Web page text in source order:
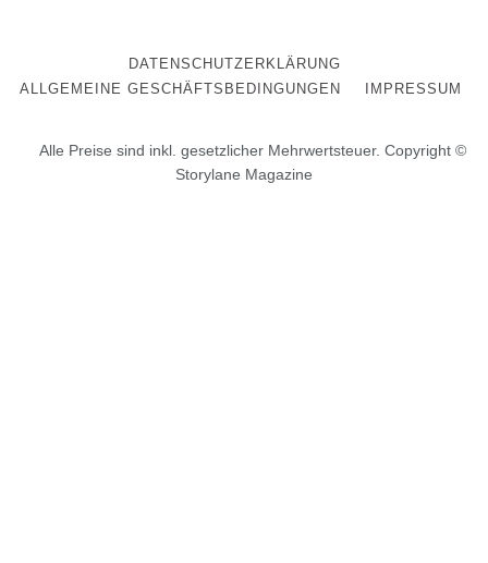
DATENSCHUTZERKLÄRUNG
ALLGEMEINE GESCHÄFTSBEDINGUNGEN
IMPRESSUM
Alle Preise sind inkl. gesetzlicher Mehrwertsteuer. Copyright ©
Storylane Magazine